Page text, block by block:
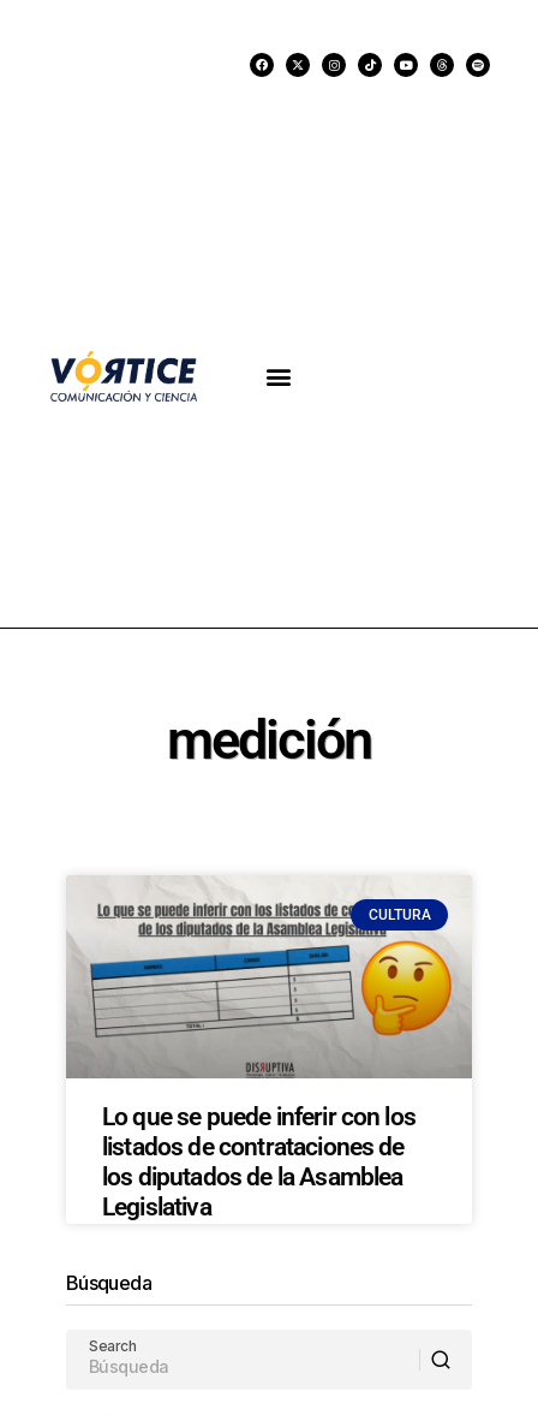
medición
CULTURA
Lo que se puede inferir con los
listados de contrataciones de
los diputados de la Asamblea
Legislativa
Búsqueda
Search